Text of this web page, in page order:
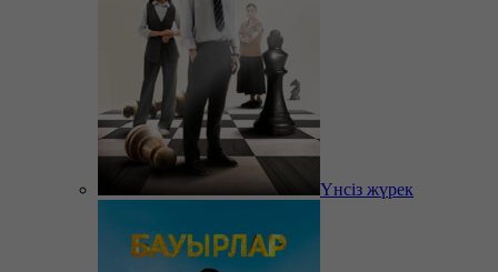
Үнсіз жүрек